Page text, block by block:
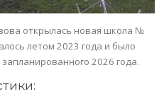
открылась новая школа №
летом 2023 года и было
2026 года.